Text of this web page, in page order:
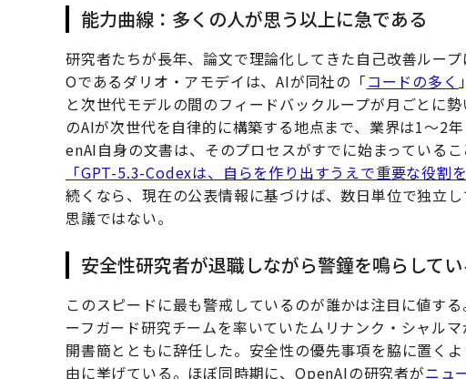
能力曲線：多くの人が思う以上に急である
研究者たちが長年、論文で理論化してきた自己改善ルー
Oであるダリオ・アモデイは、AIが同社の「コードの多く
と次世代モデルの間のフィードバックループが月ごとに
のAIが次世代を自律的に構築する地点まで、業界は1〜2
enAI自身の文書は、そのプロセスがすでに始まっているこ
「GPT-5.3-Codexは、自らを作り出すうえで重要な役割
続くなら、現在の公表情報に基づけば、数日単位で独立
思議ではない。
安全性研究者が退職しながら警鐘を鳴らしてい
このスピードに最も警戒しているのが誰かは注目に値す
ーフガード研究チームを率いていたムリナンク・シャルマ
開書簡とともに辞任した。安全性の優先事項を脇に置く
由に挙げている。ほぼ同時期に、OpenAIの研究者がニュ